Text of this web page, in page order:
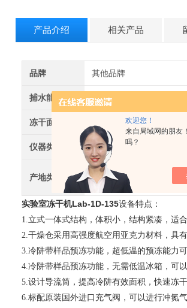
欢迎您！
来自局域网的朋友
吗？
产品介绍 相关产品
品牌 其他品牌
捕水能力 4kg/h
冻干面积
仪器类型 普通搁板型
产地类别 国产
实验室冻干机Lab-1D-135设备特点：
1.立式一体式结构，体积小，结构紧凑，适
2.干燥仓采用高强度航空用亚克力材料，具
3.冷阱带样品预冻功能，超低温的预冻能力
4.冷阱带样品预冻功能，无需低温冰箱，可以
5.设计导流筒，提高冷阱有效面积，快速冻干
6.标配原装国外进口充气阀，可以进行冲氮